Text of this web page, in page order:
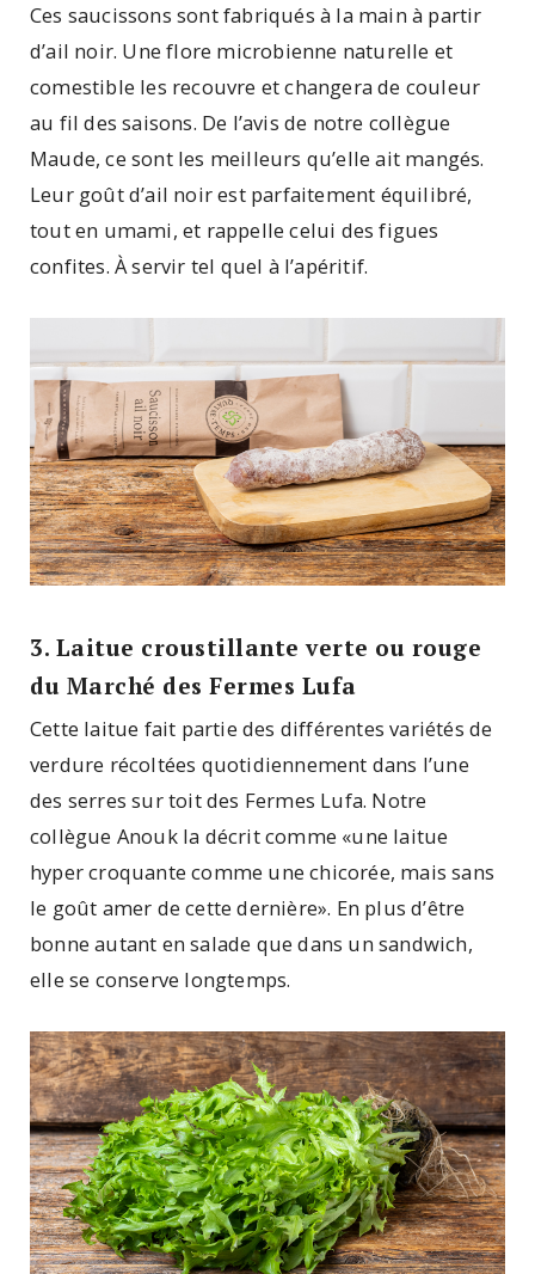
Ces saucissons sont fabriqués à la main à partir
d’ail noir. Une flore microbienne naturelle et
comestible les recouvre et changera de couleur
au fil des saisons. De l’avis de notre collègue
Maude, ce sont les meilleurs qu’elle ait mangés.
Leur goût d’ail noir est parfaitement équilibré,
tout en umami, et rappelle celui des figues
confites. À servir tel quel à l’apéritif.
3. Laitue croustillante verte ou rouge
du Marché des Fermes Lufa
Cette laitue fait partie des différentes variétés de
verdure récoltées quotidiennement dans l’une
des serres sur toit des Fermes Lufa. Notre
collègue Anouk la décrit comme «une laitue
hyper croquante comme une chicorée, mais sans
le goût amer de cette dernière». En plus d’être
bonne autant en salade que dans un sandwich,
elle se conserve longtemps.